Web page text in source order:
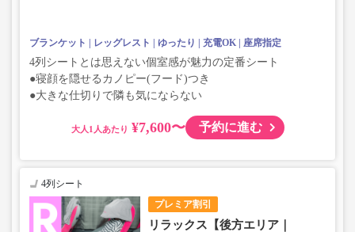
ブランケット レッグレスト ゆったり 充電OK 座席指定
4列シートとは思えない個室感が魅力の定番シート
●寝顔を隠せるカノピー(フード)つき
●大きな仕切りで隣も気にならない
大人 ¥7,600〜 予約に進む
プレミア割引
4列シート
リラックス【後方エリア｜